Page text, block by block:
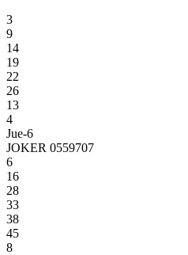
3
9
14
19
22
26
13
4
Jue-6
JOKER 0559707
6
16
28
33
38
45
8